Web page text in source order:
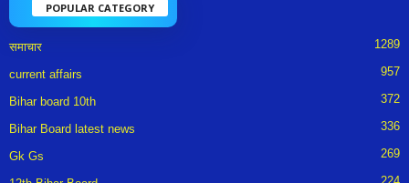
POPULAR CATEGORY
समाचार 1289
current affairs 957
Bihar board 10th 372
Bihar Board latest news 336
Gk Gs 269